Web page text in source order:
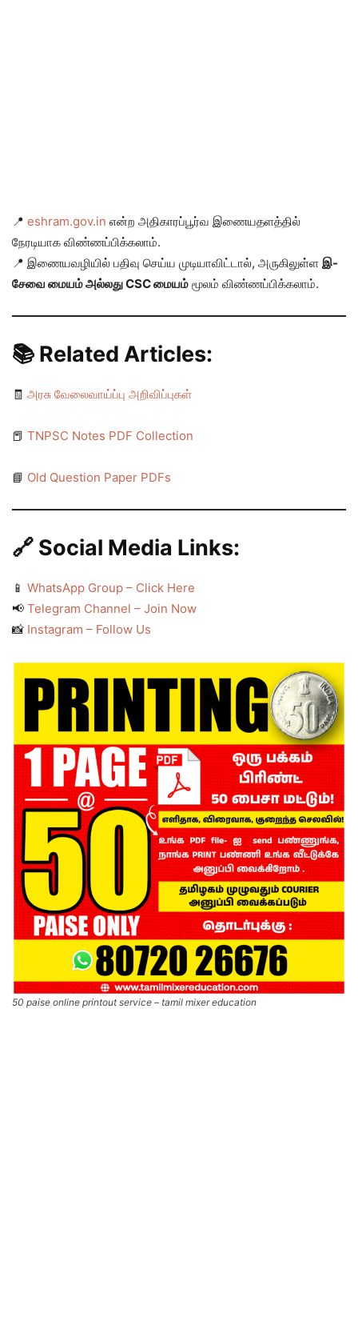
📍 eshram.gov.in என்ற அதிகாரப்பூர்வ இணையதளத்தில்
நேரடியாக விண்ணப்பிக்கலாம்.
📍 இணையவழியில் பதிவு செய்ய முடியாவிட்டால், அருகிலுள்ள இ-
சேவை மையம் அல்லது CSC மையம் மூலம் விண்ணப்பிக்கலாம்.
📚 Related Articles:
🧾 அரசு வேலைவாய்ப்பு அறிவிப்புகள்
📕 TNPSC Notes PDF Collection
📘 Old Question Paper PDFs
🔗 Social Media Links:
📱 WhatsApp Group – Click Here
📢 Telegram Channel – Join Now
📸 Instagram – Follow Us
50 paise online printout service – tamil mixer education